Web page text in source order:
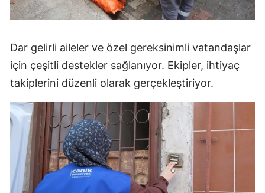
Dar gelirli aileler ve özel gereksinimli vatandaşlar
için çeşitli destekler sağlanıyor. Ekipler, ihtiyaç
takiplerini düzenli olarak gerçekleştiriyor.